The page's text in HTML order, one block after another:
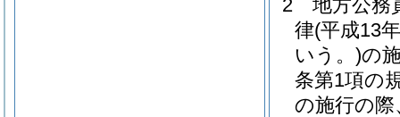
2
地方公務
律(平成13
いう。)の
条第1項の
の施行の